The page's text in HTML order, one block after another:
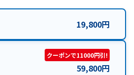
19,800円
クーポンで11000円引!
59,800円